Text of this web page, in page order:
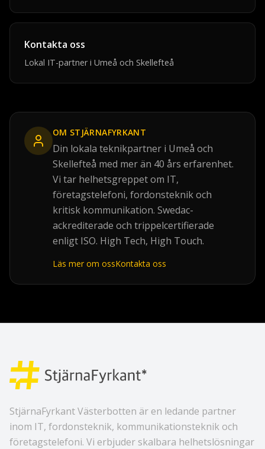
Kontakta oss
Lokal IT-partner i Umeå och Skellefteå
OM STJÄRNAFYRKANT
Din lokala teknikpartner i Umeå och
Skellefteå med mer än 40 års erfarenhet.
Vi tar helhetsgreppet om IT,
företagstelefoni, fordonsteknik och
kritisk kommunikation. Swedac-
ackrediterade och trippelcertifierade
enligt ISO. High Tech, High Touch.
Läs mer om ossKontakta oss
StjärnaFyrkant Västerbotten är en ledande partner
inom IT, fordonsteknik, kommunikationsteknik och
företagstelefoni. Vi erbjuder skalbara helhetslösningar